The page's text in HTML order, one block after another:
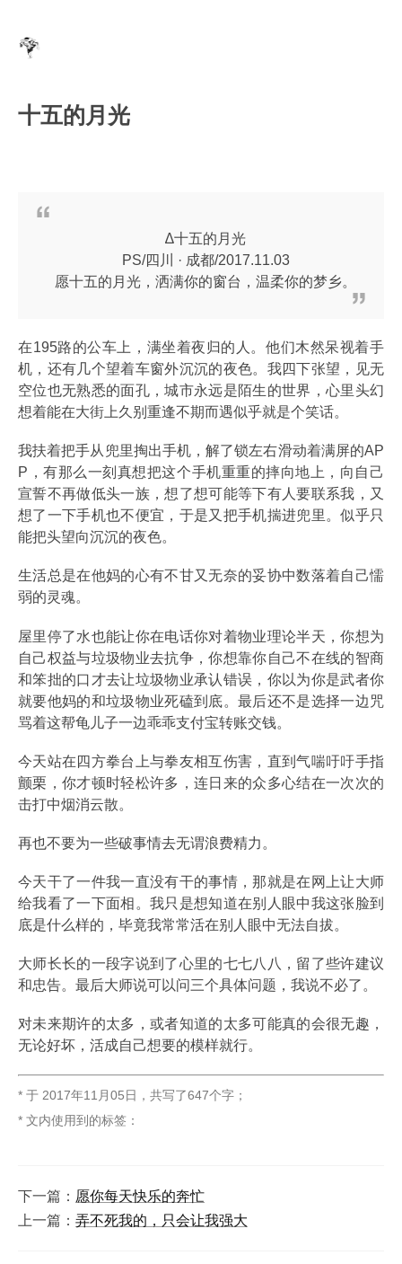
十五的月光
∆十五的月光
PS/四川 · 成都/2017.11.03
愿十五的月光，洒满你的窗台，温柔你的梦乡。
在195路的公车上，满坐着夜归的人。他们木然呆视着手
机，还有几个望着车窗外沉沉的夜色。我四下张望，见无
空位也无熟悉的面孔，城市永远是陌生的世界，心里头幻
想着能在大街上久别重逢不期而遇似乎就是个笑话。
我扶着把手从兜里掏出手机，解了锁左右滑动着满屏的AP
P，有那么一刻真想把这个手机重重的摔向地上，向自己
宣誓不再做低头一族，想了想可能等下有人要联系我，又
想了一下手机也不便宜，于是又把手机揣进兜里。似乎只
能把头望向沉沉的夜色。
生活总是在他妈的心有不甘又无奈的妥协中数落着自己懦
弱的灵魂。
屋里停了水也能让你在电话你对着物业理论半天，你想为
自己权益与垃圾物业去抗争，你想靠你自己不在线的智商
和笨拙的口才去让垃圾物业承认错误，你以为你是武者你
就要他妈的和垃圾物业死磕到底。最后还不是选择一边咒
骂着这帮龟儿子一边乖乖支付宝转账交钱。
今天站在四方拳台上与拳友相互伤害，直到气喘吁吁手指
颤栗，你才顿时轻松许多，连日来的众多心结在一次次的
击打中烟消云散。
再也不要为一些破事情去无谓浪费精力。
今天干了一件我一直没有干的事情，那就是在网上让大师
给我看了一下面相。我只是想知道在别人眼中我这张脸到
底是什么样的，毕竟我常常活在别人眼中无法自拔。
大师长长的一段字说到了心里的七七八八，留了些许建议
和忠告。最后大师说可以问三个具体问题，我说不必了。
对未来期许的太多，或者知道的太多可能真的会很无趣，
无论好坏，活成自己想要的模样就行。
* 于 2017年11月05日 ， 共写了647个字 ；
* 文内使用到的标签：
下一篇： 愿你每天快乐的奔忙
上一篇： 弄不死我的，只会让我强大